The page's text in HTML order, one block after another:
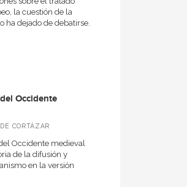
la cuestión de la
ha dejado de debatirse.
Occidente
CORTÁZAR
Occidente medieval
de la difusión y
en la versión